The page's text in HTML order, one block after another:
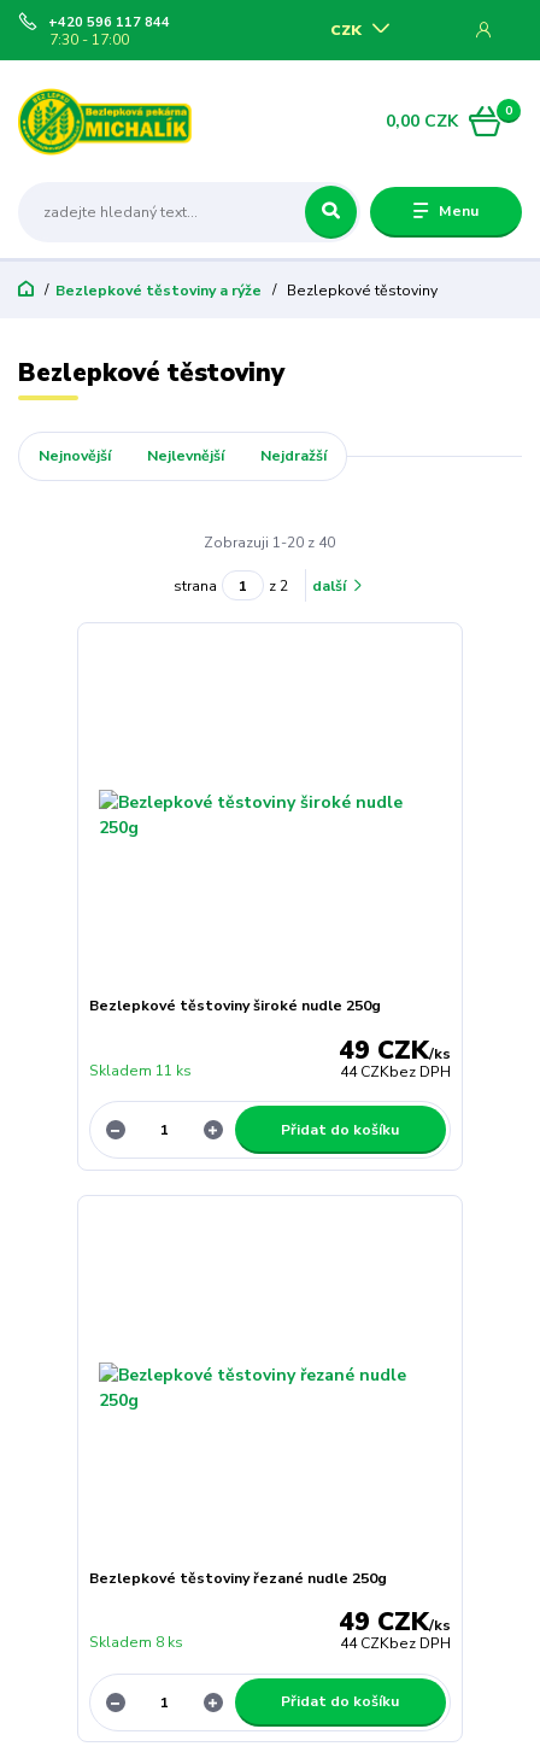
Menu
CZK
+420 596 117 844
7:30 - 17:00
0
0,00 CZK
Bezlepkové těstoviny a rýže Bezlepkové těstoviny
Bezlepkové těstoviny
Nejnovější Nejlevnější Nejdražší
Zobrazuji 1-20 z 40
strana z 2 další
Bezlepkové těstoviny široké nudle 250g
49 CZK/ks
44 CZKbez DPH
Skladem 11 ks
Přidat do košíku
Bezlepkové těstoviny řezané nudle 250g
49 CZK/ks
44 CZKbez DPH
Skladem 8 ks
Přidat do košíku